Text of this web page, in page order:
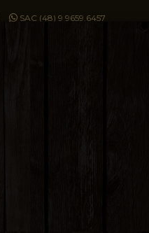
SAC (48) 9 9659.6457